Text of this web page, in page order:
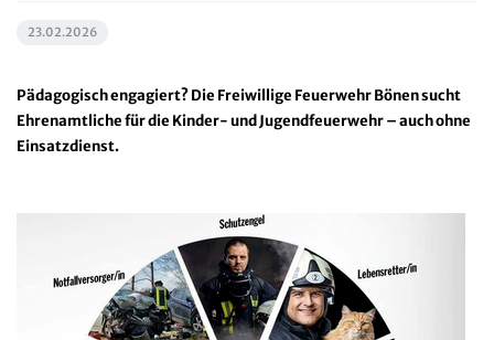
23.02.2026
Pädagogisch engagiert? Die Freiwillige Feuerwehr Bönen sucht
Ehrenamtliche für die Kinder- und Jugendfeuerwehr – auch ohne
Einsatzdienst.